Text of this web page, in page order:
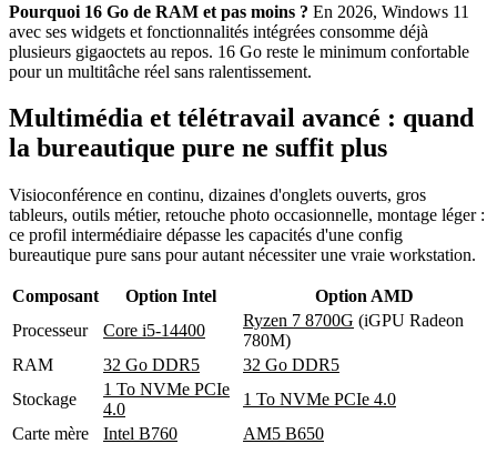
Pourquoi 16 Go de RAM et pas moins ? En 2026, Windows 11
avec ses widgets et fonctionnalités intégrées consomme déjà
plusieurs gigaoctets au repos. 16 Go reste le minimum confortable
pour un multitâche réel sans ralentissement.
Multimédia et télétravail avancé : quand
la bureautique pure ne suffit plus
Visioconférence en continu, dizaines d'onglets ouverts, gros
tableurs, outils métier, retouche photo occasionnelle, montage léger :
ce profil intermédiaire dépasse les capacités d'une config
bureautique pure sans pour autant nécessiter une vraie workstation.
Composant Option Intel
Option AMD
Processeur
Core i5-14400
Ryzen 7 8700G (iGPU Radeon
780M)
RAM
32 Go DDR5
32 Go DDR5
Stockage
1 To NVMe PCIe
4.0
1 To NVMe PCIe 4.0
Carte mère
Intel B760 AM5 B650